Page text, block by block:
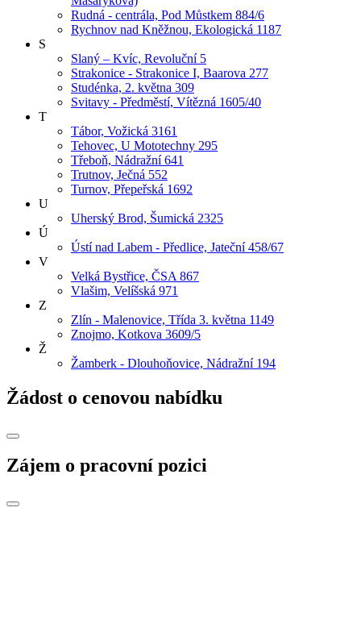
Rudná - centrála, Pod Můstkem 884/6
Rychnov nad Kněžnou, Ekologická 1187
S
Slaný – Kvíc, Revoluční 5
Strakonice - Strakonice I, Baarova 277
Studénka, 2. května 309
Svitavy - Předměstí, Vítězná 1605/40
T
Tábor, Vožická 3161
Tehovec, U Mototechny 295
Třeboň, Nádražní 641
Trutnov, Ječná 552
Turnov, Přepeřská 1692
U
Uherský Brod, Šumická 2325
Ú
Ústí nad Labem - Předlice, Jateční 458/67
V
Velká Bystřice, ČSA 867
Vlašim, Velíšská 971
Z
Zlín - Malenovice, Třída 3. května 1149
Znojmo, Kotkova 3609/5
Ž
Žamberk - Dlouhoňovice, Nádražní 194
Žádost o cenovou nabídku
Zájem o pracovní pozici